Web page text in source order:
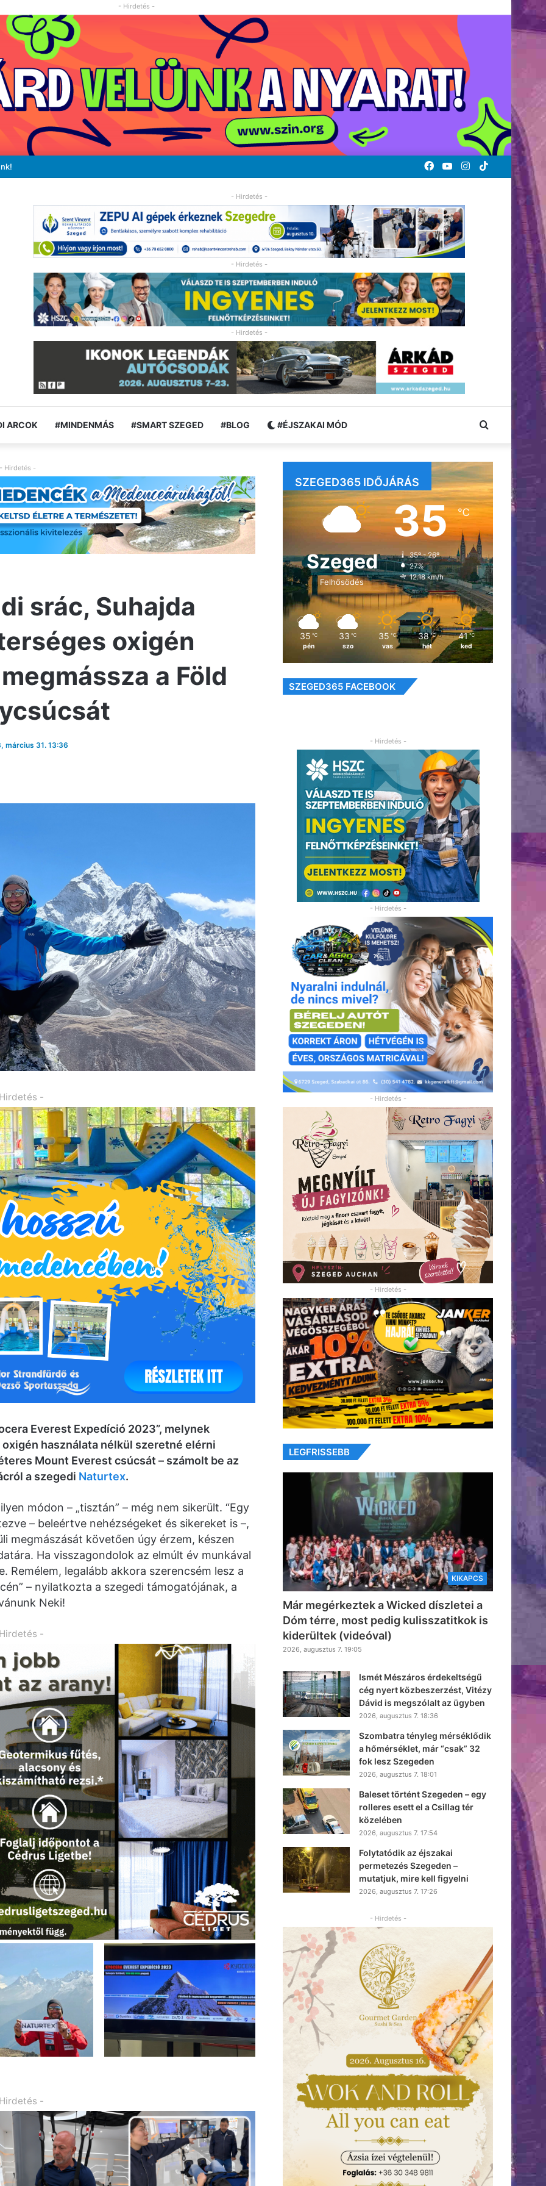
- Hirdetés -
TikTok
Instagram
YouTube
Facebook
- Hirdetés -
- Hirdetés -
- Hirdetés -
ARCOK #MINDENMÁS #SMART SZEGED #BLOG #ÉJSZAKAI MÓD Keresés:
- Hirdetés -
srác, Suhajda
oxigén
a Föld
március 31. 13:36
-
Everest Expedíció 2023”, melynek
használata nélkül szeretné elérni
Mount Everest csúcsát – számolt be az
a szegedi Naturtex.
módon – „tisztán” – még nem sikerült. “Egy
– beleértve nehézségeket és sikereket is –,
megmászását követően úgy érzem, készen
Ha visszagondolok az elmúlt év munkával
Remélem, legalább akkora szerencsém lesz a
– nyilatkozta a szegedi támogatójának, a
Neki!
-
-
SZEGED365 IDŐJÁRÁS
Szeged
Felhősödés
35℃
35º - 26º
27%
12.18 km/h
35 ℃
pén
33 ℃
szo
35 ℃
vas
38 ℃
hét
41 ℃
ked
SZEGED365 FACEBOOK
- Hirdetés -
- Hirdetés -
- Hirdetés -
- Hirdetés -
LEGFRISSEBB
KIKAPCS
Már megérkeztek a Wicked díszletei a
Dóm térre, most pedig kulisszatitkok is
kiderültek (videóval)
2026, augusztus 7. 19:05
Ismét Mészáros érdekeltségű
cég nyert közbeszerzést, Vitézy
Dávid is megszólalt az ügyben
2026, augusztus 7. 18:36
Szombatra tényleg mérséklődik
a hőmérséklet, már “csak” 32
fok lesz Szegeden
2026, augusztus 7. 18:01
Baleset történt Szegeden – egy
rolleres esett el a Csillag tér
közelében
2026, augusztus 7. 17:54
Folytatódik az éjszakai
permetezés Szegeden –
mutatjuk, mire kell figyelni
2026, augusztus 7. 17:26
- Hirdetés -